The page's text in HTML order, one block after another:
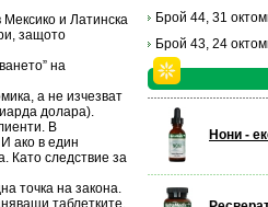
и Латинска
защото
на
а не изчезват
долара).
В
ако в един
Като следствие за
точка на закона.
таблетките,
Брой 44, 31
Брой 43, 24
Нони -